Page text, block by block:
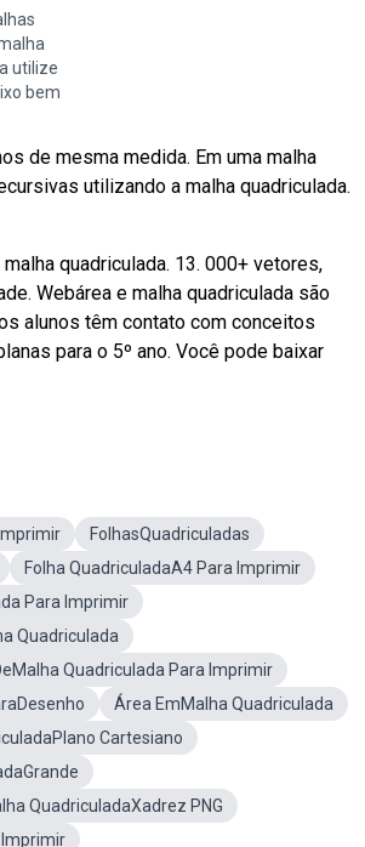
utilize
bem
de mesma medida. Em uma malha
utilizando a malha quadriculada.
quadriculada. 13. 000+ vetores,
Webárea e malha quadriculada são
alunos têm contato com conceitos
para o 5º ano. Você pode baixar
FolhasQuadriculadas
Folha QuadriculadaA4 Para Imprimir
Para Imprimir
Quadriculada
Quadriculada Para Imprimir
Área EmMalha Quadriculada
Cartesiano
QuadriculadaXadrez PNG